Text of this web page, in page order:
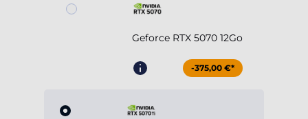
Geforce RTX 5070 12Go
-375,00 €*